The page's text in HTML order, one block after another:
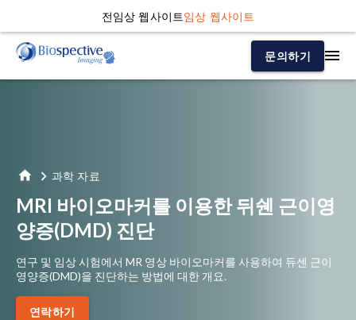
전임상 웹사이트임상 웹사이트
문의하기
과학 자료
MRI 바이오마커를 이용한 뒤쉔 근이영
양증(DMD) 진단
연구 및 임상 시험에서 MR 영상 바이오마커를 사용하여 듀센 근이
영양증(DMD)을 진단하는 방법에 대한 개요.
연락하기